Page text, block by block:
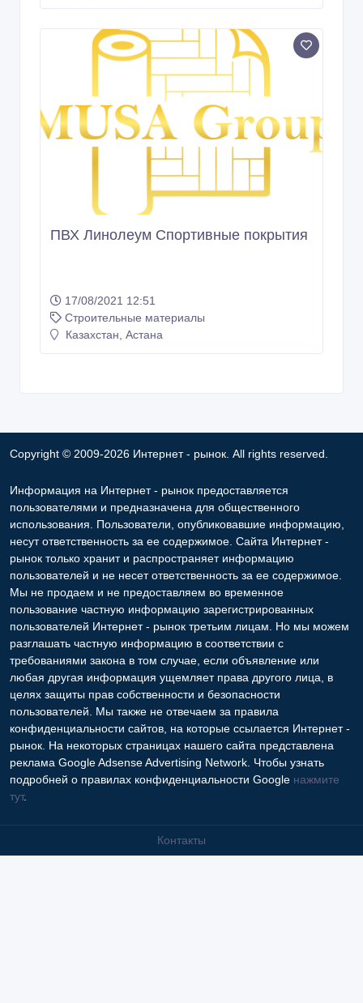
ПВХ Линолеум Спортивные покрытия
17/08/2021 12:51
Строительные материалы
Казахстан, Астана
Информация на Интернет - рынок предоставляется
пользователями и предназначена для общественного
пользование частную информацию зарегистрированных
пользователей Интернет - рынок третьим лицам. Но мы можем
любая другая информация ущемляет права другого лица, в
целях защиты прав собственности и безопасности
пользователей. Мы также не отвечаем за правила
конфиденциальности сайтов, на которые ссылается Интернет -
рынок. На некоторых страницах нашего сайта представлена
реклама Google Adsense Advertising Network. Чтобы узнать
подробней о правилах конфиденциальности Google
Контакты